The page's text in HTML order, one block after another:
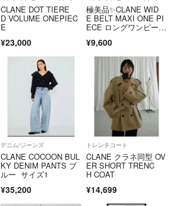
CLANE DOT TIERE
D VOLUME ONEPIEC
E
¥23,000
極美品✨CLANE WID
E BELT MAXI ONE PI
ECE ロングワンピー
¥9,600
デニム/ジーンズ
CLANE COCOON BUL
KY DENIM PANTS ブ
ルー サイズ1
¥35,200
トレンチコート
CLANE クラネ同型 OV
ER SHORT TRENC
H COAT
¥14,699